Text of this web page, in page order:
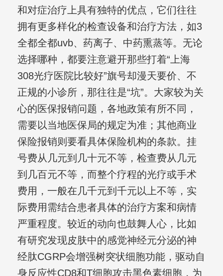
和对症治疗上具有独特的优点，它们往往
拥有更多样化的检查设备和治疗方法，如3
全都全都uvb、药离子、中药熏蒸等。无论
选择哪种，都要注意避开那些打着“上海
308光疗医院比较好”旗号却漫天要价、不
正规的小诊所，那往往是“坑”。大家较为关
心的医保报销问题，各地政策有所不同，
需要以当地医保局的规定为准；其他商业
保险报销则要看具体保险机构的条款。挂
号费从几元到几十元不等，检查费从几元
到几百元不等，而整个疗程的光疗或手术
费用，一般在几千元到千元以上不等，实
际费用需结合患者具体的治疗方案和病情
严重程度。较近的动向也鼓舞人心，比如
有研究发现皮肤中的感觉神经元分泌的神
经肽CGRP会增强树突状细胞功能，驱动自
身反应性CD8和T细胞攻击黑色素细胞，为